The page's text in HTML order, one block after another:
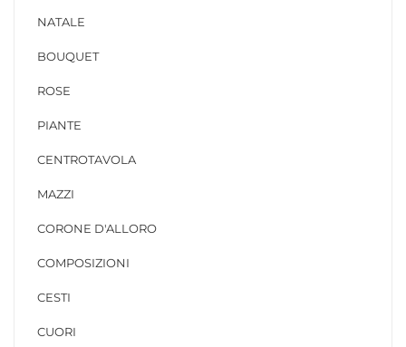
NATALE
BOUQUET
ROSE
PIANTE
CENTROTAVOLA
MAZZI
CORONE D'ALLORO
COMPOSIZIONI
CESTI
CUORI